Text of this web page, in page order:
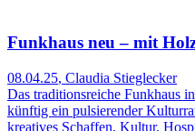
Funkhaus neu – mit
08.04.25, Claudia Stieglecker
Das traditionsreiche Funkhaus
künftig ein pulsierender
kreatives Schaffen, Kultur,